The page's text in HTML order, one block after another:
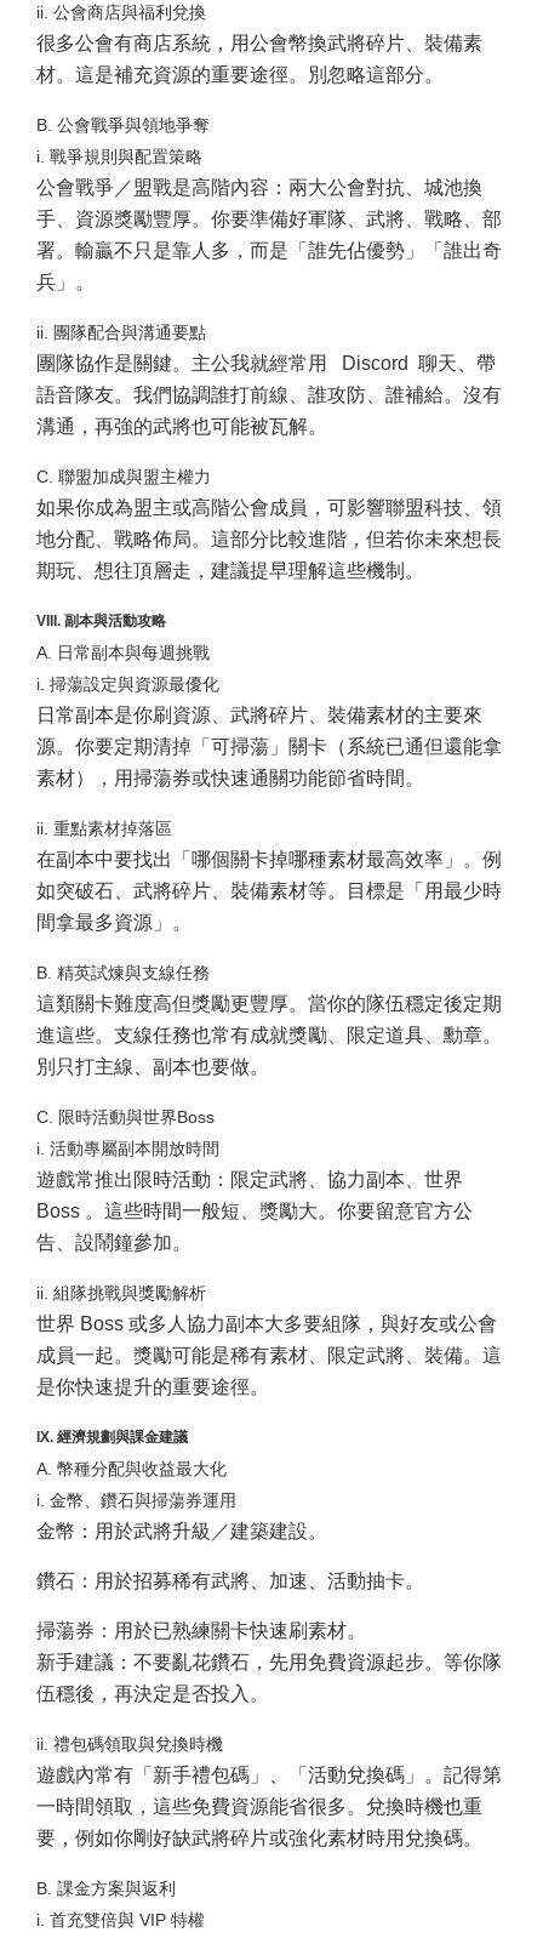
ii. 公會商店與福利兌換
很多公會有商店系統，用公會幣換武將碎片、裝備素
材。這是補充資源的重要途徑。別忽略這部分。
B. 公會戰爭與領地爭奪
i. 戰爭規則與配置策略
公會戰爭／盟戰是高階內容：兩大公會對抗、城池換
手、資源獎勵豐厚。你要準備好軍隊、武將、戰略、部
署。輸贏不只是靠人多，而是「誰先佔優勢」「誰出奇
兵」。
ii. 團隊配合與溝通要點
團隊協作是關鍵。主公我就經常用 Discord 聊天、帶
語音隊友。我們協調誰打前線、誰攻防、誰補給。沒有
溝通，再強的武將也可能被瓦解。
C. 聯盟加成與盟主權力
如果你成為盟主或高階公會成員，可影響聯盟科技、領
地分配、戰略佈局。這部分比較進階，但若你未來想長
期玩、想往頂層走，建議提早理解這些機制。
VIII. 副本與活動攻略
A. 日常副本與每週挑戰
i. 掃蕩設定與資源最優化
日常副本是你刷資源、武將碎片、裝備素材的主要來
源。你要定期清掉「可掃蕩」關卡（系統已通但還能拿
素材），用掃蕩券或快速通關功能節省時間。
ii. 重點素材掉落區
在副本中要找出「哪個關卡掉哪種素材最高效率」。例
如突破石、武將碎片、裝備素材等。目標是「用最少時
間拿最多資源」。
B. 精英試煉與支線任務
這類關卡難度高但獎勵更豐厚。當你的隊伍穩定後定期
進這些。支線任務也常有成就獎勵、限定道具、勳章。
別只打主線、副本也要做。
C. 限時活動與世界Boss
i. 活動專屬副本開放時間
遊戲常推出限時活動：限定武將、協力副本、世界
Boss 。這些時間一般短、獎勵大。你要留意官方公
告、設鬧鐘參加。
ii. 組隊挑戰與獎勵解析
世界 Boss 或多人協力副本大多要組隊，與好友或公會
成員一起。獎勵可能是稀有素材、限定武將、裝備。這
是你快速提升的重要途徑。
IX. 經濟規劃與課金建議
A. 幣種分配與收益最大化
i. 金幣、鑽石與掃蕩券運用
金幣：用於武將升級／建築建設。
鑽石：用於招募稀有武將、加速、活動抽卡。
掃蕩券：用於已熟練關卡快速刷素材。
新手建議：不要亂花鑽石，先用免費資源起步。等你隊
伍穩後，再決定是否投入。
ii. 禮包碼領取與兌換時機
遊戲內常有「新手禮包碼」、「活動兌換碼」。記得第
一時間領取，這些免費資源能省很多。兌換時機也重
要，例如你剛好缺武將碎片或強化素材時用兌換碼。
B. 課金方案與返利
i. 首充雙倍與 VIP 特權